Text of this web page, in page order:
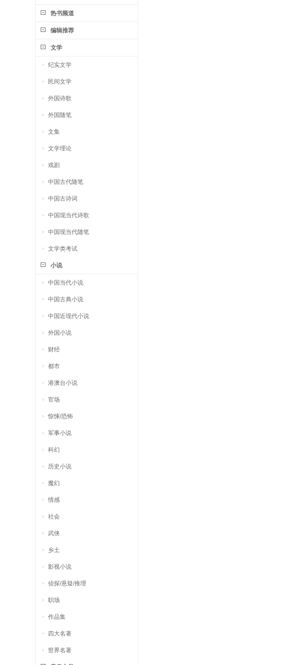
热书频道
编辑推荐
文学
纪实文学
民间文学
外国诗歌
外国随笔
文集
文学理论
戏剧
中国古代随笔
中国古诗词
中国现当代诗歌
中国现当代随笔
文学类考试
小说
中国当代小说
中国古典小说
中国近现代小说
外国小说
财经
都市
港澳台小说
官场
惊悚/恐怖
军事小说
科幻
历史小说
魔幻
情感
社会
武侠
乡土
影视小说
侦探/悬疑/推理
职场
作品集
四大名著
世界名著